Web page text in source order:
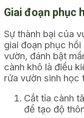
Giai đoạn phục
Sự thành bại của
giai đoạn phục
vườn, đánh bật
cành khô là điều
rửa vườn sinh học
Cắt tỉa cành
để tạo độ